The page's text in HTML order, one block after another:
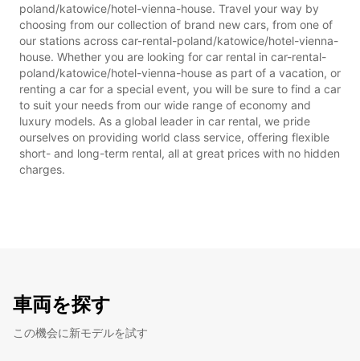
poland/katowice/hotel-vienna-house. Travel your way by
choosing from our collection of brand new cars, from one of
our stations across car-rental-poland/katowice/hotel-vienna-
house. Whether you are looking for car rental in car-rental-
poland/katowice/hotel-vienna-house as part of a vacation, or
renting a car for a special event, you will be sure to find a car
to suit your needs from our wide range of economy and
luxury models. As a global leader in car rental, we pride
ourselves on providing world class service, offering flexible
short- and long-term rental, all at great prices with no hidden
charges.
車両を探す
この機会に新モデルを試す